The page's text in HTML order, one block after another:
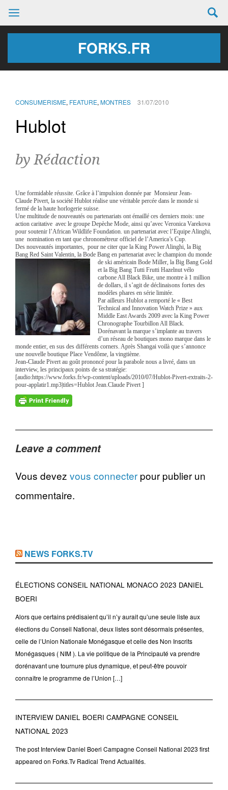
FORKS.FR
CONSUMERISME, FEATURE, MONTRES 31/07/2010
Hublot
by Rédaction
Une formidable réussite. Grâce à l’impulsion donnée par Monsieur Jean-
Claude Pivert, la société Hublot réalise une véritable percée dans le monde si
fermé de la haute horlogerie suisse.
Une multitude de nouveautés ou partenariats ont émaillé ces derniers mois: une
action caritative avec le groupe Depèche Mode, ainsi qu’avec Veronica Varekova
pour soutenir l’African Wildlife Foundation. un partenariat avec l’Equipe Alinghi,
une nomination en tant que chronométreur officiel de l’America’s Cup.
Des nouveautés importantes, pour ne citer que la King Power Alinghi, la Big
Bang Red Saint Valentin, la Bode Bang en partenariat avec le champion du monde
de ski américain Bode Miller, la Big Bang Gold
et la Big Bang Tutti Frutti Hazelnut vélo
carbone All Black Bike, une montre à 1 million
de dollars, il s’agit de déclinaisons fortes des
modèles phares en série limitée.
Par ailleurs Hublot a remporté le « Best
Technical and Innovation Watch Prize » aux
Middle East Awards 2009 avec la King Power
Chronographe Tourbillon All Black.
Dorénavant la marque s’implante au travers
d’un réseau de boutiques mono marque dans le
monde entier, en sus des différents corners. Après Shangai voilà que s’annonce
une nouvelle boutique Place Vendôme, la vingtième.
Jean-Claude Pivert au goût prononcé pour la parabole nous a livré, dans un
interview, les principaux points de sa stratégie:
[audio:https://www.forks.fr/wp-content/uploads/2010/07/Hublot-Pivert-extraits-2-
pour-applatir1.mp3|titles=Hublot Jean.Claude Pivert ]
Leave a comment
Vous devez vous connecter pour publier un
commentaire.
NEWS FORKS.TV
ÉLECTIONS CONSEIL NATIONAL MONACO 2023 DANIEL
BOERI
Alors que certains prédisaient qu’il n’y aurait qu’une seule liste aux
élections du Conseil National, deux listes sont désormais présentes,
celle de l’Union Nationale Monégasque et celle des Non Inscrits
Monégasques ( NIM ). La vie politique de la Principauté va prendre
dorénavant une tournure plus dynamique, et peut-être pouvoir
connaître le programme de l’Union […]
INTERVIEW DANIEL BOERI CAMPAGNE CONSEIL
NATIONAL 2023
The post Interview Daniel Boeri Campagne Conseil National 2023 first
appeared on Forks.Tv Radical Trend Actualités.